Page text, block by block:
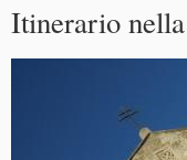
Itinerario